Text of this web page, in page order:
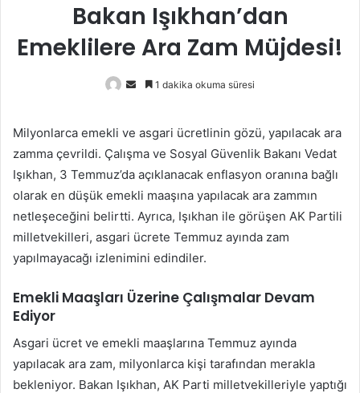
Bakan Işıkhan’dan
Emeklilere Ara Zam Müjdesi!
Bir
göndermek
1 dakika okuma süresi
Milyonlarca emekli ve asgari ücretlinin gözü, yapılacak ara
zamma çevrildi. Çalışma ve Sosyal Güvenlik Bakanı Vedat
Işıkhan, 3 Temmuz’da açıklanacak enflasyon oranına bağlı
olarak en düşük emekli maaşına yapılacak ara zammın
netleşeceğini belirtti. Ayrıca, Işıkhan ile görüşen AK Partili
milletvekilleri, asgari ücrete Temmuz ayında zam
yapılmayacağı izlenimini edindiler.
Emekli Maaşları Üzerine Çalışmalar Devam
Ediyor
Asgari ücret ve emekli maaşlarına Temmuz ayında
yapılacak ara zam, milyonlarca kişi tarafından merakla
bekleniyor. Bakan Işıkhan, AK Parti milletvekilleriyle yaptığı